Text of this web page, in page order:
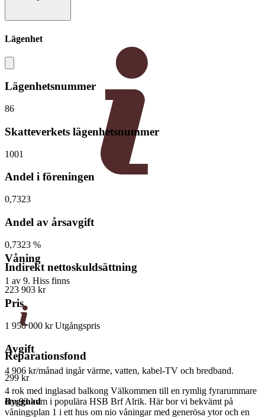
Våning
1 av 9. Hiss finns
Pris
1 950 000 kr Utgångspris
Avgift
4 906 kr/månad ingår värme, vatten, kabel-TV och bredband.
4 rok med inglasad balkong Välkommen till en rymlig fyrarummare
om 93 kvm i populära HSB Brf Alrik. Här bor vi bekvämt på
våningsplan 1 i ett hus om nio våningar med generösa ytor och en
Lägenhet
Lägenhetsnummer
86
Skatteverkets lägenhetsnummer
1001
Andel i föreningen
0,7323
Andel av årsavgift
0,7323 %
Indirekt nettoskuldsättning
223 903 kr
Reparationsfond
299 kr
Byggnad